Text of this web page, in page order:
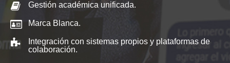
Gestión académica unificada.
Marca Blanca.
Integración con sistemas propios y plataformas de
colaboración.